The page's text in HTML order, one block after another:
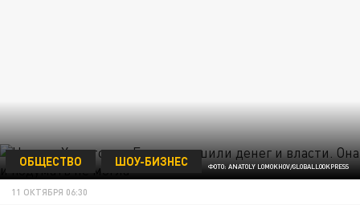
ФОТО: ANATOLY LOMOKHOV/GLOBALLOOKPRESS
ОБЩЕСТВО ШОУ-БИЗНЕС
11 ОКТЯБРЯ 06:30